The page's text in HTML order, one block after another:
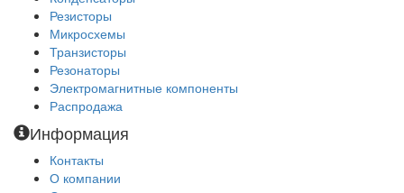
Резисторы
Микросхемы
Транзисторы
Резонаторы
Электромагнитные компоненты
Распродажа
Информация
Контакты
О компании